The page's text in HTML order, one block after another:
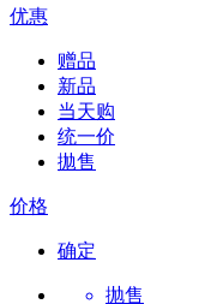
优惠
赠品
新品
当天购
统一价
拋售
价格
确定
抛售